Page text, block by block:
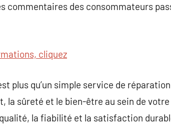
commentaires des consommateurs
cliquez
plus qu’un simple service de
la sûreté et le bien-être au sein de
la fiabilité et la satisfaction